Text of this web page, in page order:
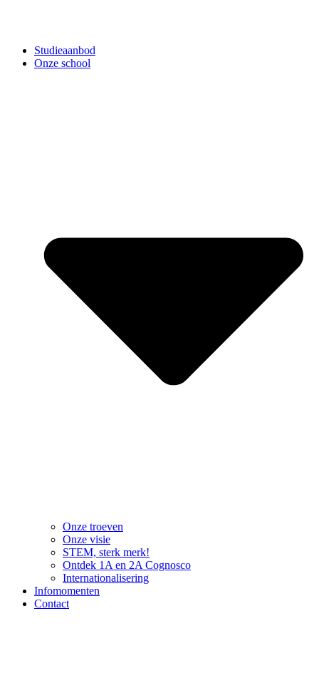
Studieaanbod
Onze school
Onze troeven
Onze visie
STEM, sterk merk!
Ontdek 1A en 2A Cognosco
Internationalisering
Infomomenten
Contact